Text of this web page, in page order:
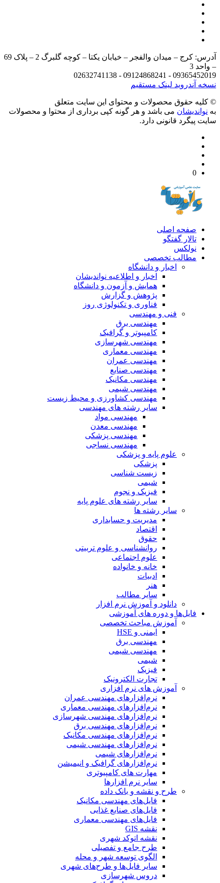
آدرس: کرج – میدان والفجر – خیابان یکتا – کوچه گلبرگ 2 – پلاک 69
3
09365452019 - 09124868241 -
آندرویدلینک مستقیم
حقوق محصولات و محتوای اين سایت متعلق
می باشد و هر گونه کپی برداری از محتوا و محصولات
پیگرد قانونی دارد.
صفحه اصلی
تالار گفتگو
نولکس
مطالب تخصصی
اخبار و دانشگاه
اخبار و اطلاعیه نواندیشان
همایش و آزمون و دانشگاه
پژوهش و گزارش
فناوری و تکنولوژی روز
فنی و مهندسی
مهندسی برق
کامپیوتر و گرافیک
مهندسی شهرسازی
مهندسی معماری
مهندسی عمران
مهندسی صنایع
مهندسی مکانیک
مهندسی شیمی
مهندسی کشاورزی و محیط زیست
سایر رشته های مهندسی
مهندسی مواد
مهندسی معدن
مهندسی پزشکی
مهندسی نساجی
علوم پایه و پزشکی
پزشکی
زیست شناسی
شیمی
فیزیک و نجوم
سایر رشته های علوم پایه
سایر رشته ها
مدیریت و حسابداری
اقتصاد
حقوق
روانشناسی و علوم تربیتی
علوم اجتماعی
خانه و خانواده
ادبیات
هنر
سایر مطالب
دانلود و آموزش نرم افزار
فایل‌ها و دوره های آموزشی
آموزش مباحث تخصصی
ایمنی و HSE
مهندسی برق
مهندسی شیمی
شیمی
فیزیک
تجارت الکترونیک
آموزش های نرم افزاری
نرم‌افزارهای مهندسی عمران
نرم‌افزارهای مهندسی معماری
نرم‌افزارهای مهندسی شهرسازی
نرم‌افزارهای مهندسی برق
نرم‌افزارهای مهندسی مکانیک
نرم‌افزارهای مهندسی شیمی
نرم‌افزارهای شیمی
نرم‌افزارهای گرافیک و انیمیشن
مهارت های کامپیوتری
سایر نرم افزارها
طرح و نقشه و بانک داده
فایل‌های مهندسی مکانیک
فایل‌های صنایع غذایی
فایل‌های مهندسی معماری
نقشه GIS
نقشه اتوکد شهری
طرح جامع و تفصیلی
الگوی توسعه شهر و محله
سایر فایل‌ها و طرح‌های شهری
دروس شهرسازی